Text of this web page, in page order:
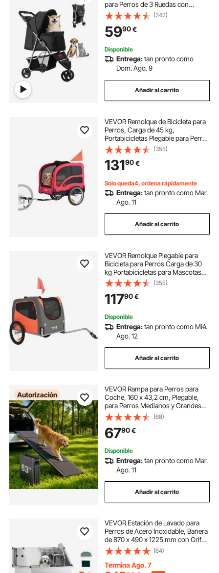
para Perros de 3 Ruedas con
Ventana de Malla y Portavasos
Cochecito Portátil Tela Oxford 600D
con Freno para Mascotas
Pequeñas Medianas
(242)
5990€
Disponible
Entrega:tan pronto como
Dom. Ago. 9
Añadir al carrito
VEVOR Remolque de Bicicleta para
Perros, Carga de 45 kg,
Portabicicletas Plegable para Perros
Pequeños/Grandes con Rueda de
Liberación Rápida, Enganche
Universal, Reflector, Bandera y
Correa Interior
(355)
13190€
Solo queda4, ordena rápidamente
Entrega:tan pronto como Mar.
Ago. 11
Añadir al carrito
VEVOR Remolque Plegable para
Bicicleta para Perros Carga de 30
kg Portabicicletas para Mascotas
Marco Fácil de Plegar con Ruedas
de Liberación Rápida, Acoplador
Universal para Bicicleta, Reflectores
(355)
11790€
Disponible
Entrega:tan pronto como Mié.
Ago. 12
Añadir al carrito
Autorización
VEVOR Rampa para Perros para
Coche, 160 x 43,2 cm, Plegable,
para Perros Medianos y Grandes
de hasta 113 kg, con Superficie Tela
Oxford Antideslizante, Portátil, para
Exteriores, SUV y Camiones
(68)
6790€
Disponible
Entrega:tan pronto como Mar.
Ago. 11
Añadir al carrito
VEVOR Estación de Lavado para
Perros de Acero Inoxidable, Bañera
de 870 x 490 x 1225 mm con Grifo,
Cabezal de ducha, Jabonera y
Pelotas de Juego Bañera Sencilla
para Varias Mascotas para el Hogar
(64)
Termina Ago. 7